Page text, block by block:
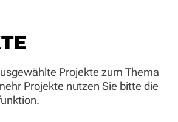
Projekte zum Thema
Projekte nutzen Sie bitte die